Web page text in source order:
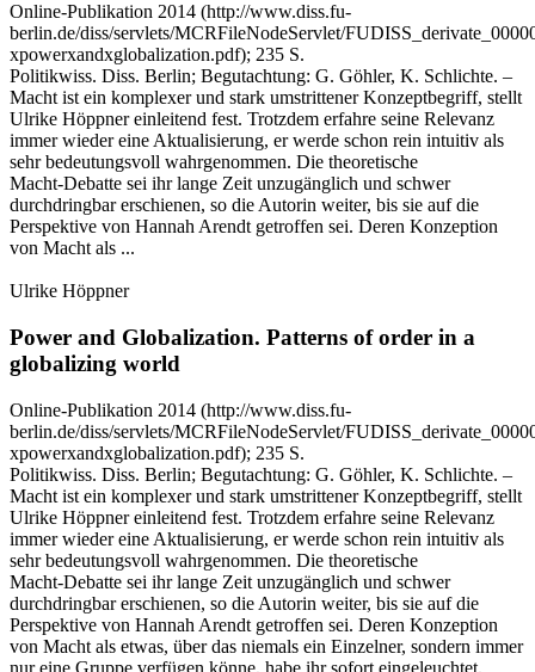
Online-Publikation 2014 (http://www.diss.fu-
berlin.de/diss/servlets/MCRFileNodeServlet/
xpowerxandxglobalization.pdf); 235 S.
Politikwiss. Diss. Berlin; Begutachtung: G. Göhler, K. Schlichte. –
Macht ist ein komplexer und stark umstrittener Konzeptbegriff, stellt
Ulrike Höppner einleitend fest. Trotzdem erfahre seine Relevanz
immer wieder eine Aktualisierung, er werde schon rein intuitiv als
sehr bedeutungsvoll wahrgenommen. Die theoretische
Macht‑Debatte sei ihr lange Zeit unzugänglich und schwer
durchdringbar erschienen, so die Autorin weiter, bis sie auf die
Perspektive von Hannah Arendt getroffen sei. Deren Konzeption
von Macht als ...
Ulrike Höppner
Power and Globalization. Patterns of order in a
globalizing world
Online-Publikation 2014 (http://www.diss.fu-
berlin.de/diss/servlets/MCRFileNodeServlet/
xpowerxandxglobalization.pdf); 235 S.
Politikwiss. Diss. Berlin; Begutachtung: G. Göhler, K. Schlichte. –
Macht ist ein komplexer und stark umstrittener Konzeptbegriff, stellt
Ulrike Höppner einleitend fest. Trotzdem erfahre seine Relevanz
immer wieder eine Aktualisierung, er werde schon rein intuitiv als
sehr bedeutungsvoll wahrgenommen. Die theoretische
Macht‑Debatte sei ihr lange Zeit unzugänglich und schwer
durchdringbar erschienen, so die Autorin weiter, bis sie auf die
Perspektive von Hannah Arendt getroffen sei. Deren Konzeption
von Macht als etwas, über das niemals ein Einzelner, sondern immer
nur eine Gruppe verfügen könne, habe ihr sofort eingeleuchtet.